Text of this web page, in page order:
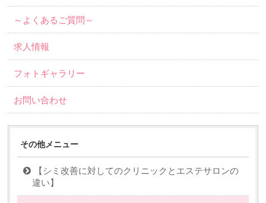
～よくあるご質問～
求人情報
フォトギャラリー
お問い合わせ
その他メニュー
【シミ改善に対してのクリニックとエステサロンの
違い】